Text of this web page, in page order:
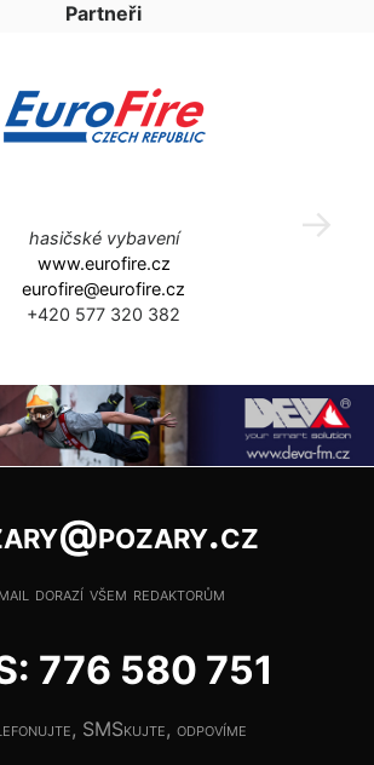
Partneři
hasičské vybavení
www.eurofire.cz
eurofire@eurofire.cz
+420 577 320 382
dorazí všem redaktorům
776 580 751
SMSkujte, odpovíme